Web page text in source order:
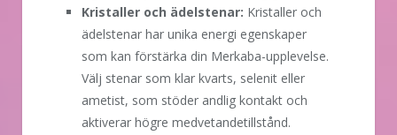
Kristaller och ädelstenar: Kristaller och
ädelstenar har unika energi egenskaper
som kan förstärka din Merkaba-upplevelse.
Välj stenar som klar kvarts, selenit eller
ametist, som stöder andlig kontakt och
aktiverar högre medvetandetillstånd.